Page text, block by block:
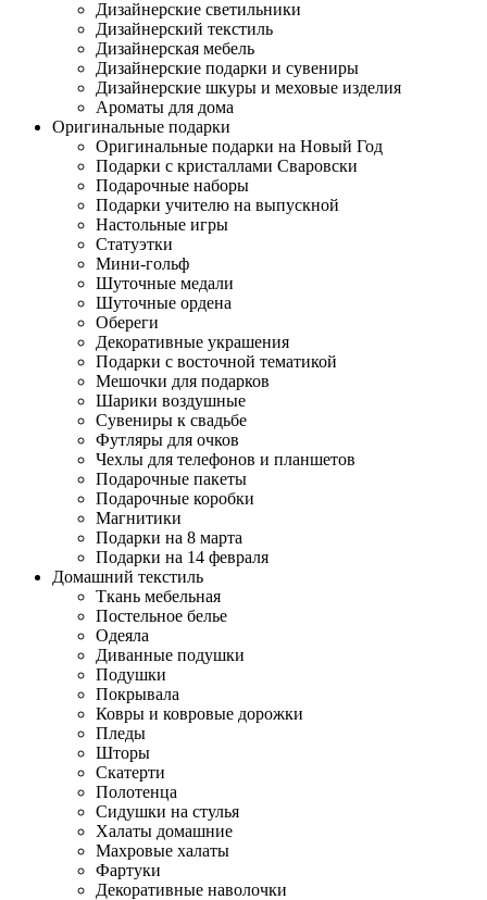
Дизайнерские светильники
Дизайнерский текстиль
Дизайнерская мебель
Дизайнерские подарки и сувениры
Дизайнерские шкуры и меховые изделия
Ароматы для дома
Оригинальные подарки
Оригинальные подарки на Новый Год
Подарки с кристаллами Сваровски
Подарочные наборы
Подарки учителю на выпускной
Настольные игры
Статуэтки
Мини-гольф
Шуточные медали
Шуточные ордена
Обереги
Декоративные украшения
Подарки с восточной тематикой
Мешочки для подарков
Шарики воздушные
Сувениры к свадьбе
Футляры для очков
Чехлы для телефонов и планшетов
Подарочные пакеты
Подарочные коробки
Магнитики
Подарки на 8 марта
Подарки на 14 февраля
Домашний текстиль
Ткань мебельная
Постельное белье
Одеяла
Диванные подушки
Подушки
Покрывала
Ковры и ковровые дорожки
Пледы
Шторы
Скатерти
Полотенца
Сидушки на стулья
Халаты домашние
Махровые халаты
Фартуки
Декоративные наволочки